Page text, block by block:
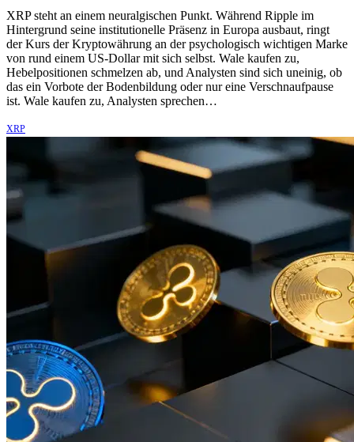
XRP steht an einem neuralgischen Punkt. Während Ripple im
Hintergrund seine institutionelle Präsenz in Europa ausbaut, ringt
der Kurs der Kryptowährung an der psychologisch wichtigen Marke
von rund einem US-Dollar mit sich selbst. Wale kaufen zu,
Hebelpositionen schmelzen ab, und Analysten sind sich uneinig, ob
das ein Vorbote der Bodenbildung oder nur eine Verschnaufpause
ist. Wale kaufen zu, Analysten sprechen…
XRP